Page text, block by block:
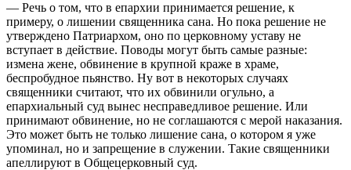
— Речь о том, что в епархии принимается решение, к
примеру, о лишении священника сана. Но пока решение не
утверждено Патриархом, оно по церковному уставу не
вступает в действие. Поводы могут быть самые разные:
измена жене, обвинение в крупной краже в храме,
беспробудное пьянство. Ну вот в некоторых случаях
священники считают, что их обвинили огульно, а
епархиальный суд вынес несправедливое решение. Или
принимают обвинение, но не соглашаются с мерой наказания.
Это может быть не только лишение сана, о котором я уже
упоминал, но и запрещение в служении. Такие священники
апеллируют в Общецерковный суд.